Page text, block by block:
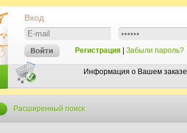
Вход
Регистрация Забыли пароль?
Информация о Вашем заказе
Расширенный поиск